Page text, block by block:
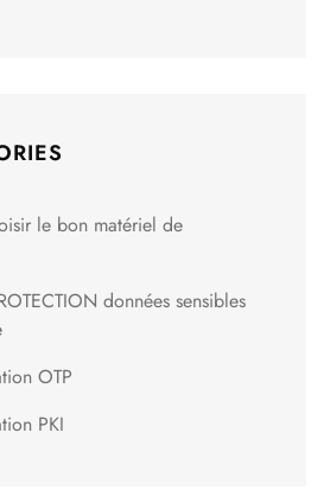
le bon matériel de
données sensibles
OTP
PKI